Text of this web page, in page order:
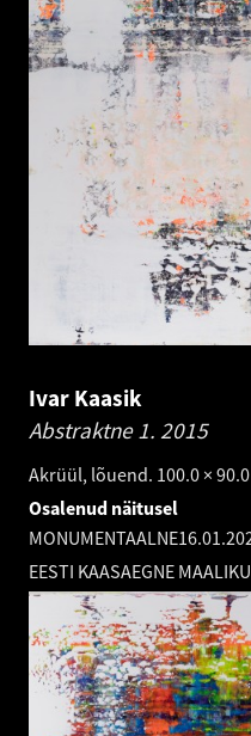
Ivar Kaasik
Abstraktne 1. 2015
Akrüül, lõuend. 100.0 ×
Osalenud näitusel
MONUMENTAALNE
EESTI KAASAEGNE